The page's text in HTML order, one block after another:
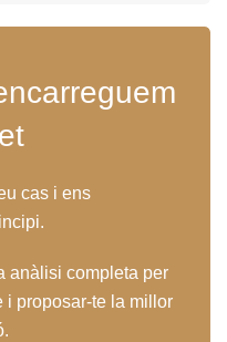
cas i ens
anàlisi completa per
i proposar-te la millor